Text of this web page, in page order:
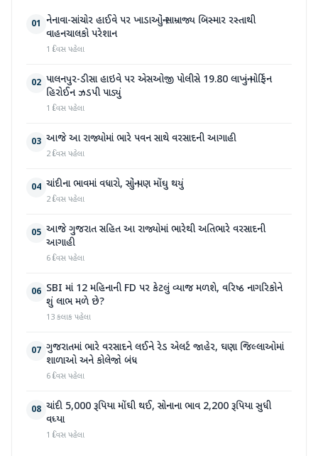
01 નેનાવા-સાંચોર હાઈવે પર ખાડાઓનું સામ્રાજ્ય બિસ્માર રસ્તાથી
વાહનચાલકો પરેશાન
1 દિવસ પહેલા
02 પાલનપુર-ડીસા હાઇવે પર એસઓજી પોલીસે 19.80 લાખનું મોર્ફિન
હિરોઈન ઝડપી પાડ્યું
1 દિવસ પહેલા
03 આજે આ રાજ્યોમાં ભારે પવન સાથે વરસાદની આગાહી
2 દિવસ પહેલા
04 ચાંદીના ભાવમાં વધારો, સોનું પણ મોંઘુ થયું
2 દિવસ પહેલા
05 આજે ગુજરાત સહિત આ રાજ્યોમાં ભારેથી અતિભારે વરસાદની
આગાહી
6 દિવસ પહેલા
06 SBI માં 12 મહિનાની FD પર કેટલું વ્યાજ મળશે, વરિષ્ઠ નાગરિકોને
શું લાભ મળે છે?
13 કલાક પહેલા
07 ગુજરાતમાં ભારે વરસાદને લઈને રેડ એલર્ટ જાહેર, ઘણા જિલ્લાઓમાં
શાળાઓ અને કોલેજો બંધ
6 દિવસ પહેલા
08 ચાંદી 5,000 રૂપિયા મોંઘી થઈ, સોનાના ભાવ 2,200 રૂપિયા સુધી
વધ્યા
1 દિવસ પહેલા